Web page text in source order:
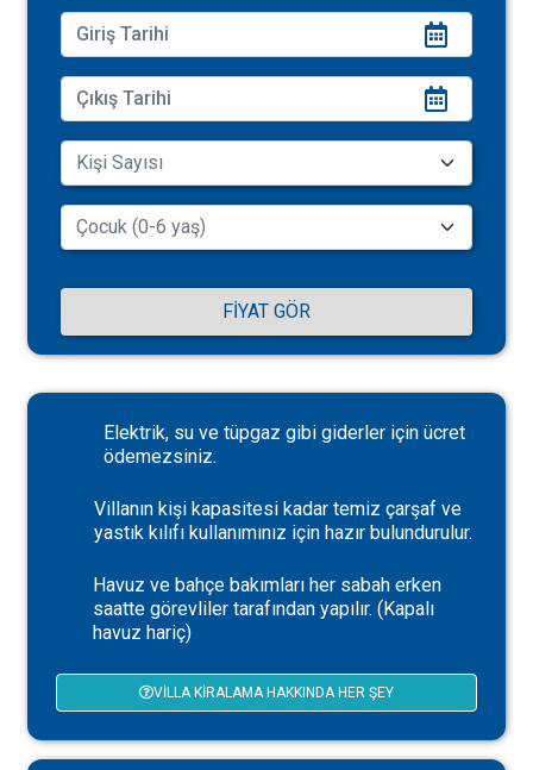
FIYAT GÖR
Elektrik, su ve tüpgaz gibi giderler için ücret
ödemezsiniz.
Villanın kişi kapasitesi kadar temiz çarşaf ve
yastık kılıfı kullanımınız için hazır bulundurulur.
Havuz ve bahçe bakımları her sabah erken
saatte görevliler tarafından yapılır. (Kapalı
havuz hariç)
VILLA KIRALAMA HAKKINDA HER ŞEY